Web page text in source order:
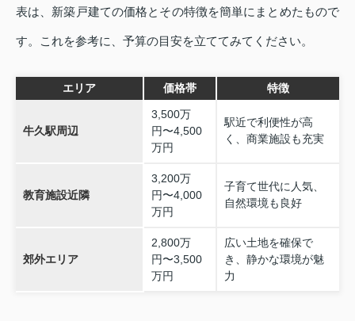
表は、新築戸建ての価格とその特徴を簡単にまとめたもので
す。これを参考に、予算の目安を立ててみてください。
エリア 価格帯 特徴
牛久駅周辺
3,500万
円〜4,500
万円
駅近で利便性が高
く、商業施設も充実
教育施設近隣
3,200万
円〜4,000
万円
子育て世代に人気、
自然環境も良好
郊外エリア
2,800万
円〜3,500
万円
広い土地を確保で
き、静かな環境が魅
力